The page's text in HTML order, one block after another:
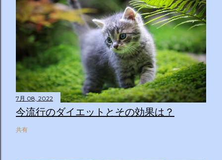
7月 08, 2022
今流行のダイエットとその効果は？
共有